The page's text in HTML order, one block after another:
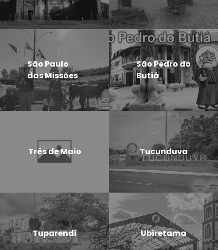
São Paulo
das Missões
São Pedro do
Butiá
Três de Maio Tucunduva
Tuparendi Ubiretama